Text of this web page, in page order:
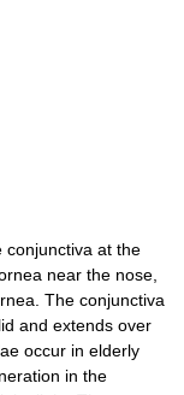
at the
near the nose,
The conjunctiva
and extends over
occur in elderly
in the